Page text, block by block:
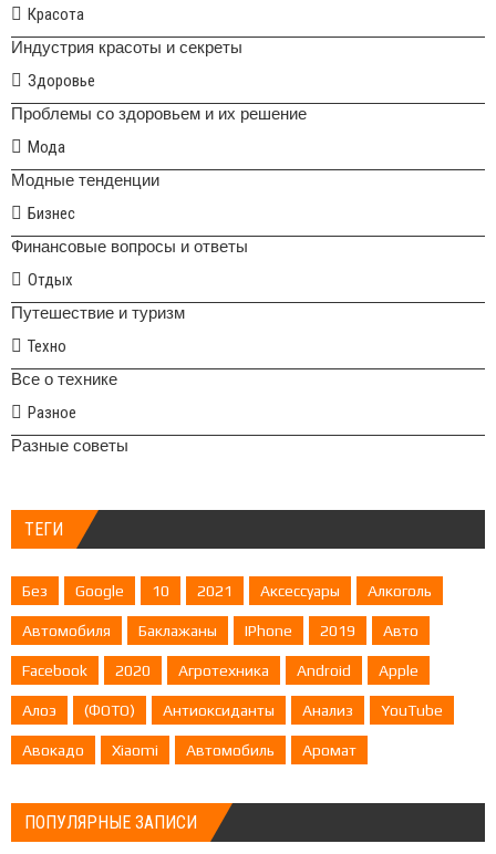
Красота
Индустрия красоты и секреты
Здоровье
Проблемы со здоровьем и их решение
Мода
Модные тенденции
Бизнес
Финансовые вопросы и ответы
Отдых
Путешествие и туризм
Техно
Все о технике
Разное
Разные советы
ТЕГИ
Без Google 10 2021 Аксессуары Алкоголь
Автомобиля Баклажаны IPhone 2019 Авто
Facebook 2020 Агротехника Android Apple
Алоэ (ФОТО) Антиоксиданты Анализ YouTube
Авокадо Xiaomi Автомобиль Аромат
ПОПУЛЯРНЫЕ ЗАПИСИ